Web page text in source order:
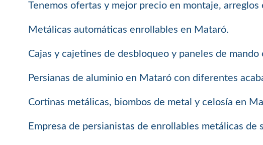
Tenemos ofertas y mejor precio en montaje,
Metálicas automáticas enrollables en Mataró.
Cajas y cajetines de desbloqueo y paneles de mando
Persianas de aluminio en Mataró con diferentes
Cortinas metálicas, biombos de metal y celosía en
Empresa de persianistas de enrollables metálicas de